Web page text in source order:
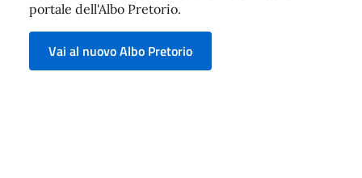
portale dell'Albo Pretorio.
Vai al nuovo Albo Pretorio